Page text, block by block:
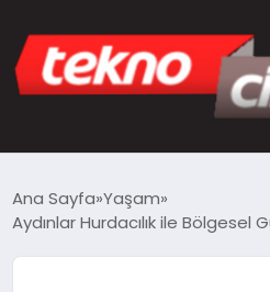
Ana Sayfa Yaşam
Aydınlar Hurdacılık ile Bölgesel